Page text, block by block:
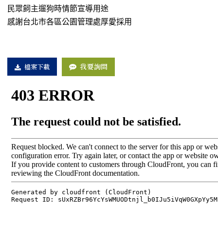
民眾飼主遛狗時情節宣導用途
感謝台北市各區公園管理處厚愛採用
檔案下載 我要詢問